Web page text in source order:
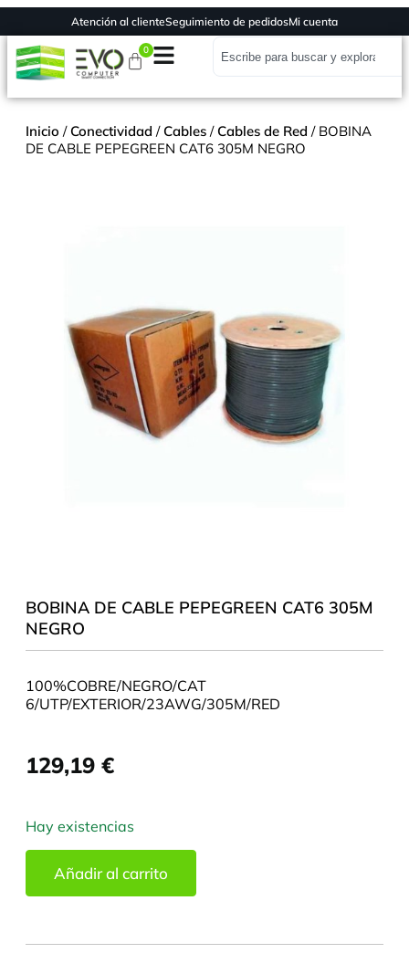
Atención al clienteSeguimiento de pedidosMi cuenta
0
Inicio /Conectividad /Cables /Cables de Red / BOBINA
DE CABLE PEPEGREEN CAT6 305M NEGRO
BOBINA DE CABLE PEPEGREEN CAT6 305M
NEGRO
100%COBRE/NEGRO/CAT
6/UTP/EXTERIOR/23AWG/305M/RED
129,19 €
Hay existencias
Añadir al carrito